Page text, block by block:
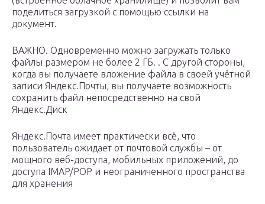
поделиться загрузкой с помощью ссылки на
документ.
ВАЖНО. Одновременно можно загружать только
файлы размером не более 2 ГБ. . С другой стороны,
когда вы получаете вложение файла в своей учётной
записи Яндекс.Почты, вы получаете возможность
сохранить файл непосредственно на свой
Яндекс.Диск
Яндекс.Почта имеет практически всё, что
пользователь ожидает от почтовой службы – от
мощного веб-доступа, мобильных приложений, до
доступа IMAP/POP и неограниченного пространства
для хранения